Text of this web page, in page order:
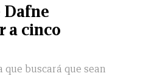
Dafne
a cinco
buscará que sean